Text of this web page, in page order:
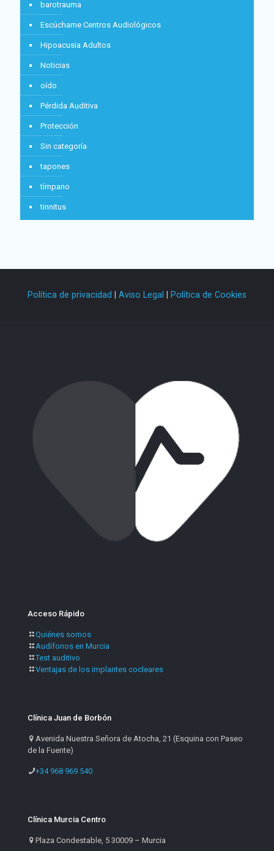
barotrauma
Escúchame Centros Audiológicos
Hipoacusia Adultos
Noticias
oído
Pérdida Auditiva
Protección
Sin categoría
tapones
tímpano
tinnitus
Política de privacidad | Aviso Legal | Política de Cookies
Acceso Rápido
Quiénes somos
Audífonos en Murcia
Test auditivo
Ventajas de los implantes cocleares
Clínica Juan de Borbón
Avenida Nuestra Señora de Atocha, 21 (Esquina con Paseo
de la Fuente)
+34 968 969 540
Clínica Murcia Centro
Plaza Condestable, 5 30009 – Murcia